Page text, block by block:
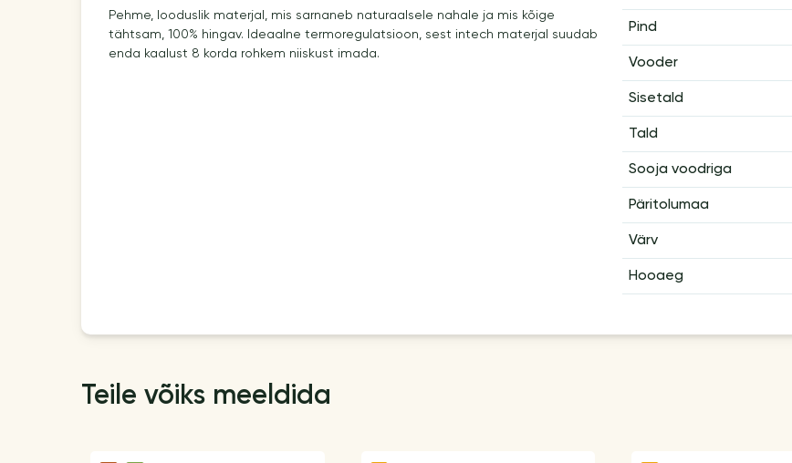
Pehme, looduslik materjal, mis sarnaneb naturaalsele nahale ja mis kõige
tähtsam, 100% hingav. Ideaalne termoregulatsioon, sest intech materjal suudab
enda kaalust 8 korda rohkem niiskust imada.
Pind
Vooder
Sisetald
Tald
Sooja voodriga
Päritolumaa
Värv
Hooaeg
Teile võiks meeldida